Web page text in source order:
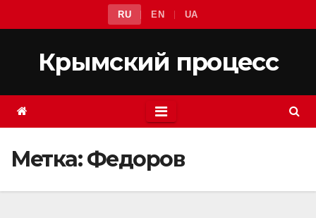
к
содержимому
RU EN UA
Крымский процесс
Метка:Федоров